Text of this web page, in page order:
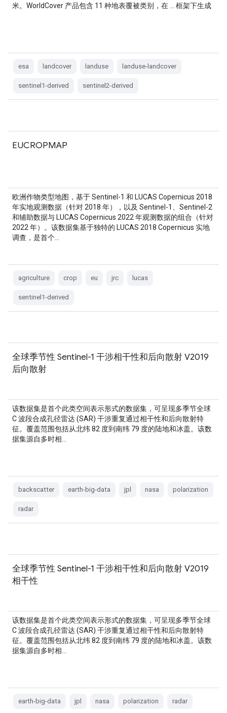
米。WorldCover 产品包含 11 种地表覆被类别，在 … 框架下生成
esa landcover landuse landuse-landcover
sentinel1-derived sentinel2-derived
EUCROPMAP
欧洲作物类型地图，基于 Sentinel-1 和 LUCAS Copernicus 2018
年实地观测数据（针对 2018 年），以及 Sentinel-1、Sentinel-2
和辅助数据与 LUCAS Copernicus 2022 年观测数据的组合（针对
2022 年）。该数据集基于独特的 LUCAS 2018 Copernicus 实地
调查，是首个…
agriculture crop eu jrc lucas
sentinel1-derived
全球季节性 Sentinel-1 干涉相干性和后向散射 V2019
后向散射
该数据集是首个此类空间表示形式的数据集，可呈现多季节全球
C 波段合成孔径雷达 (SAR) 干涉重复通过相干性和后向散射特
征。覆盖范围包括从北纬 82 度到南纬 79 度的陆地和冰盖。该数
据集源自多时相…
backscatter earth-big-data jpl nasa polarization
radar
全球季节性 Sentinel-1 干涉相干性和后向散射 V2019
相干性
该数据集是首个此类空间表示形式的数据集，可呈现多季节全球
C 波段合成孔径雷达 (SAR) 干涉重复通过相干性和后向散射特
征。覆盖范围包括从北纬 82 度到南纬 79 度的陆地和冰盖。该数
据集源自多时相…
earth-big-data jpl nasa polarization radar